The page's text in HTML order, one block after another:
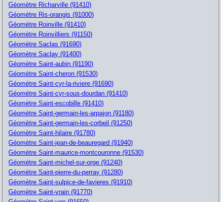
Géomètre Richarville (91410)
Géomètre Ris-orangis (91000)
Géomètre Roinville (91410)
Géomètre Roinvilliers (91150)
Géomètre Saclas (91690)
Géomètre Saclay (91400)
Géomètre Saint-aubin (91190)
Géomètre Saint-cheron (91530)
Géomètre Saint-cyr-la-riviere (91690)
Géomètre Saint-cyr-sous-dourdan (91410)
Géomètre Saint-escobille (91410)
Géomètre Saint-germain-les-arpajon (91180)
Géomètre Saint-germain-les-corbeil (91250)
Géomètre Saint-hilaire (91780)
Géomètre Saint-jean-de-beauregard (91940)
Géomètre Saint-maurice-montcouronne (91530)
Géomètre Saint-michel-sur-orge (91240)
Géomètre Saint-pierre-du-perray (91280)
Géomètre Saint-sulpice-de-favieres (91910)
Géomètre Saint-vrain (91770)